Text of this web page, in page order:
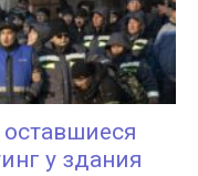
оставшиеся
у здания